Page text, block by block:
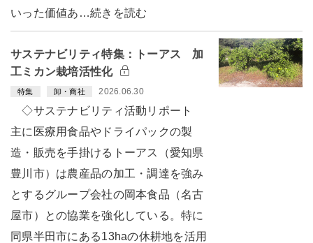
いった価値あ…続きを読む
サステナビリティ特集：トーアス 加
工ミカン栽培活性化
特集 卸・商社 2026.06.30
◇サステナビリティ活動リポート
主に医療用食品やドライパックの製
造・販売を手掛けるトーアス（愛知県
豊川市）は農産品の加工・調達を強み
とするグループ会社の岡本食品（名古
屋市）との協業を強化している。特に
同県半田市にある13haの休耕地を活用